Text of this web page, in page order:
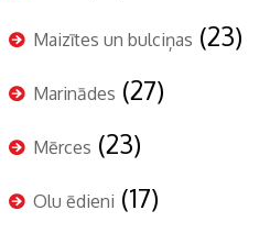
Maizītes un bulciņas (23)
Marinādes (27)
Mērces (23)
Olu ēdieni (17)